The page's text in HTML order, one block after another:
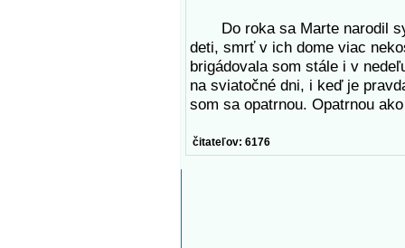
Do roka sa Marte narodil
deti, smrť v ich dome viac
brigádovala som stále i v
na sviatočné dni, i keď je
som sa opatrnou. Opatrnou
čitateľov: 6176